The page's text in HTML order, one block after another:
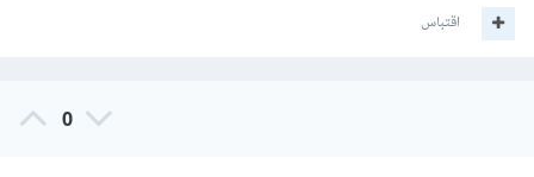
اقتباس
0